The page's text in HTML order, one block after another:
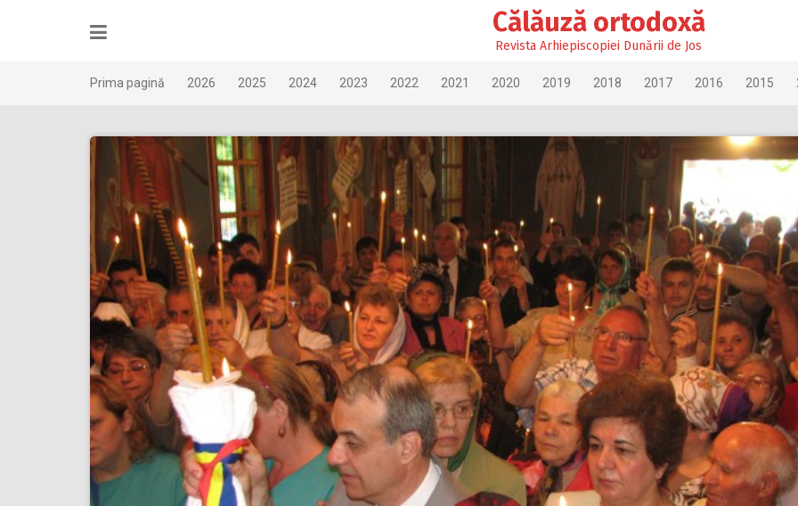
Călăuză ortodoxă
Revista Arhiepiscopiei Dunării de Jos
Prima pagină 2026 2025 2024 2023 2022 2021 2020 2019 2018 2017 2016 2015